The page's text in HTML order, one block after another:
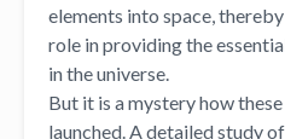
elements into space,
role in providing the
in the universe.
But it is a mystery how
launched. A detailed study